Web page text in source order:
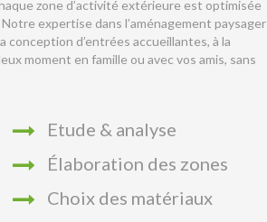
zone d’activité extérieure est optimisée
expertise dans l’aménagement paysager
d’entrées accueillantes, à la
moment en famille ou avec vos amis, sans
Etude & analyse
Élaboration des zones
Choix des matériaux